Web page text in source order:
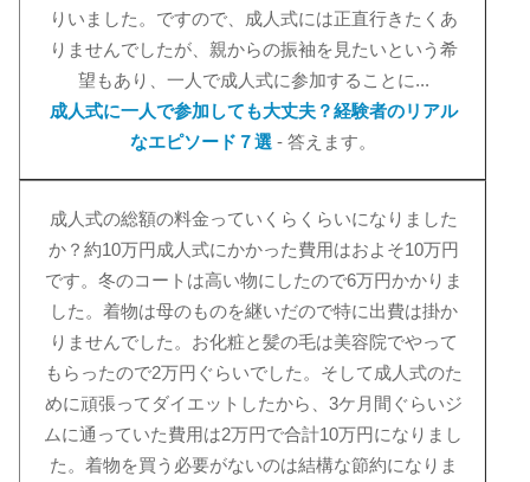
りいました。ですので、成人式には正直行きたくあ
りませんでしたが、親からの振袖を見たいという希
望もあり、一人で成人式に参加することに...
成人式に一人で参加しても大丈夫？経験者のリアル
なエピソード７選 - 答えます。
成人式の総額の料金っていくらくらいになりました
か？約10万円成人式にかかった費用はおよそ10万円
です。冬のコートは高い物にしたので6万円かかりま
した。着物は母のものを継いだので特に出費は掛か
りませんでした。お化粧と髪の毛は美容院でやって
もらったので2万円ぐらいでした。そして成人式のた
めに頑張ってダイエットしたから、3ケ月間ぐらいジ
ムに通っていた費用は2万円で合計10万円になりまし
た。着物を買う必要がないのは結構な節約になりま